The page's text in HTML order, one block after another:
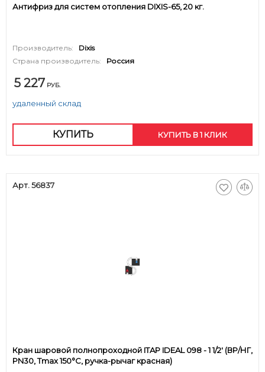
Антифриз для систем отопления DIXIS-65, 20 кг.
Производитель:
Dixis
Страна производитель:
Россия
5 227 РУБ.
удаленный склад
КУПИТЬ КУПИТЬ В 1 КЛИК
Арт. 56837
Кран шаровой полнопроходной ITAP IDEAL 098 - 1 1/2' (ВР/НГ,
PN30, Tmax 150°С, ручка-рычаг красная)